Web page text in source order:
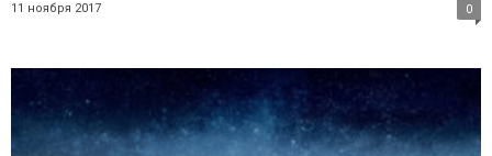
11 ноября 2017 0